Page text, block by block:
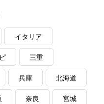
イタリア
三重
兵庫 北海道
奈良 宮城